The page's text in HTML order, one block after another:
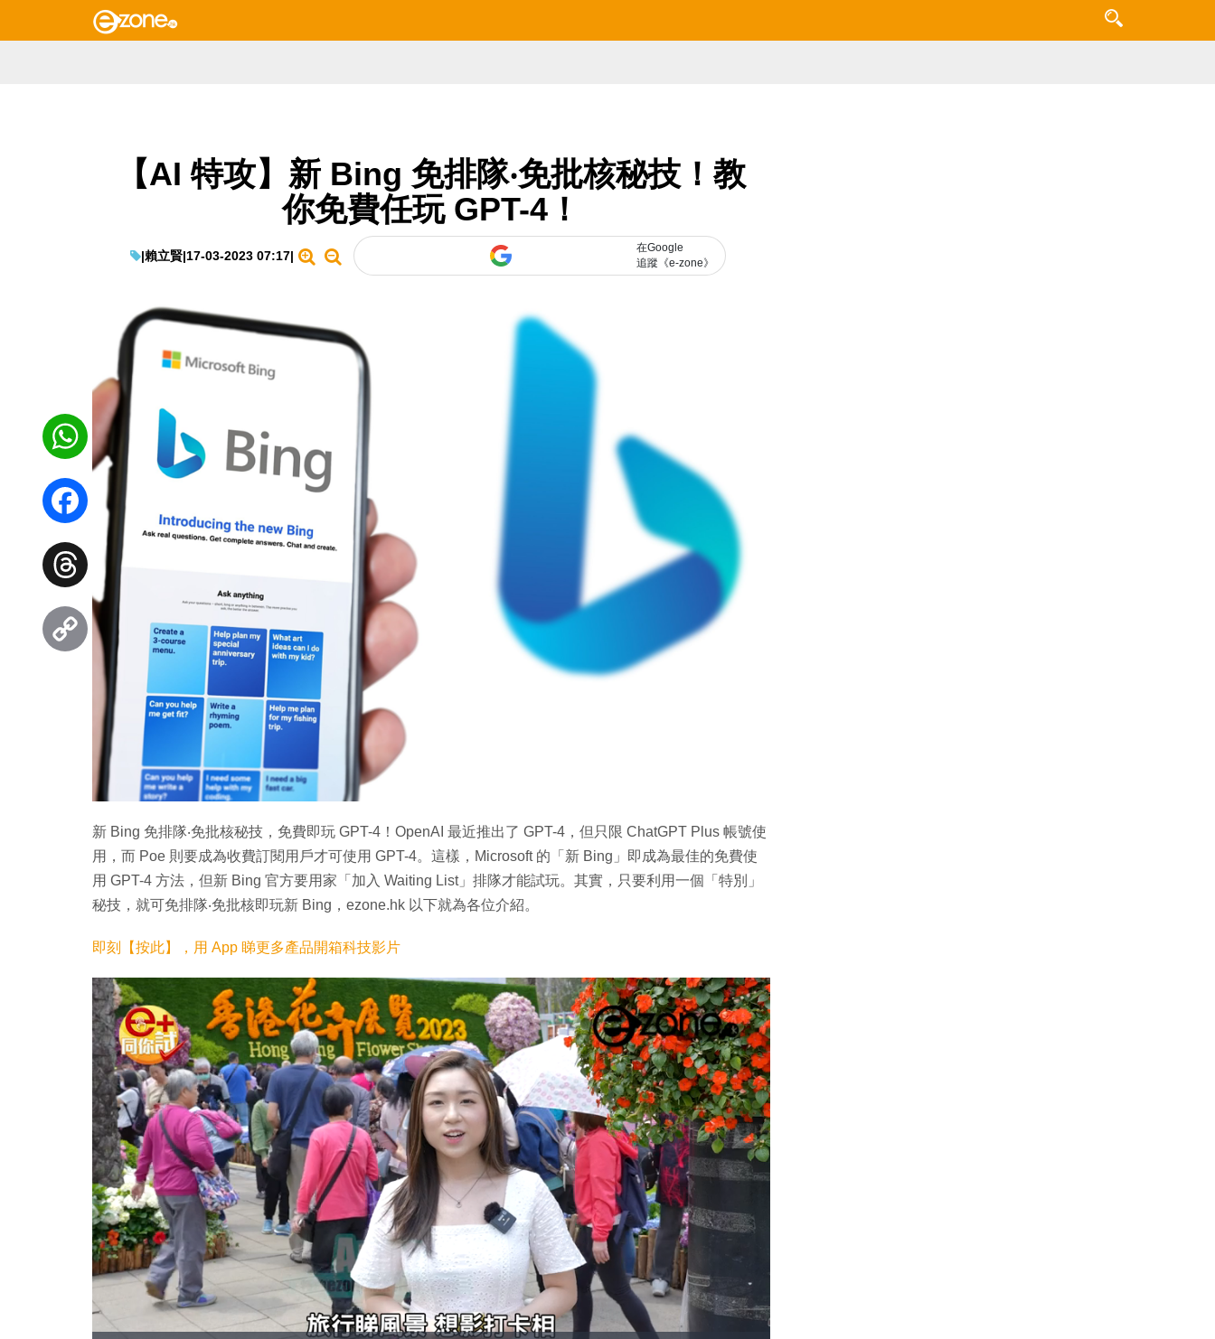
【AI 特攻】新 Bing 免排隊‧免批核秘技！教
你免費任玩 GPT-4！
|賴立賢|17-03-2023 07:17|
在Google
追蹤《e-zone》
新 Bing 免排隊‧免批核秘技，免費即玩 GPT-4！OpenAI 最近推出了 GPT-4，但只限 ChatGPT Plus 帳號使
用，而 Poe 則要成為收費訂閱用戶才可使用 GPT-4。這樣，Microsoft 的「新 Bing」即成為最佳的免費使
用 GPT-4 方法，但新 Bing 官方要用家「加入 Waiting List」排隊才能試玩。其實，只要利用一個「特別」
秘技，就可免排隊‧免批核即玩新 Bing，ezone.hk 以下就為各位介紹。
即刻【按此】，用 App 睇更多產品開箱科技影片
WhatsApp
Facebook
Threads
Copy